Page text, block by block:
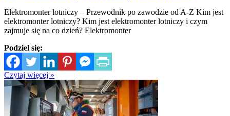
Elektromonter lotniczy – Przewodnik po zawodzie od A-Z Kim jest
elektromonter lotniczy? Kim jest elektromonter lotniczy i czym
zajmuje się na co dzień? Elektromonter
Podziel się:
Czytaj więcej »